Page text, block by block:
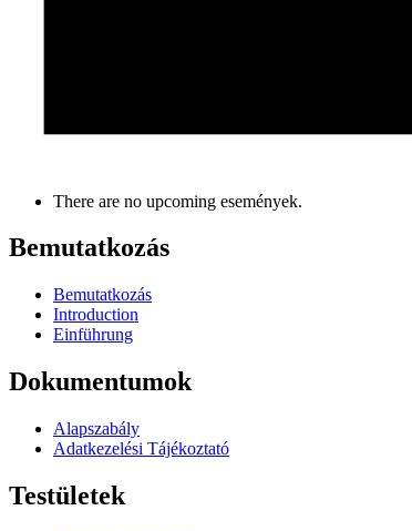
There are no upcoming események.
Bemutatkozás
Bemutatkozás
Introduction
Einführung
Dokumentumok
Alapszabály
Adatkezelési Tájékoztató
Testületek